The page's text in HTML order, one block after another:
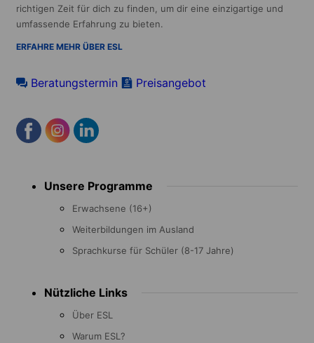
richtigen Zeit für dich zu finden, um dir eine einzigartige und
umfassende Erfahrung zu bieten.
ERFAHRE MEHR ÜBER ESL
Beratungstermin Preisangebot
menu Unsere Programme
Erwachsene (16+)
Weiterbildungen im Ausland
Sprachkurse für Schüler (8-17 Jahre)
Nützliche Links
Über ESL
Warum ESL?